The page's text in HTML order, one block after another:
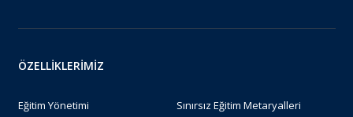
ÖZELLİKLERİMİZ
Eğitim Yönetimi
Sınırsız Eğitim Metaryalleri